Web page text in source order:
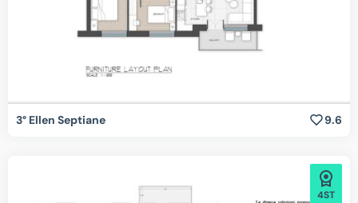
3° Ellen Septiane 9.6
4ST